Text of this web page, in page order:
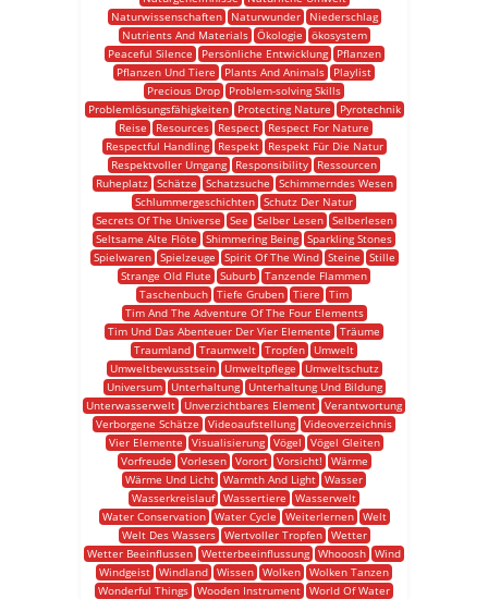
Naturwissenschaften
Naturwunder
Niederschlag
Nutrients And Materials
Ökologie
ökosystem
Peaceful Silence
Persönliche Entwicklung
Pflanzen
Pflanzen Und Tiere
Plants And Animals
Playlist
Precious Drop
Problem-solving Skills
Problemlösungsfähigkeiten
Protecting Nature
Pyrotechnik
Reise
Resources Respect
Respect For Nature
Respectful Handling
Respekt
Respekt Für Die Natur
Respektvoller Umgang
Responsibility
Ressourcen
Ruheplatz
Schätze Schatzsuche
Schimmerndes Wesen
Schlummergeschichten Schutz Der Natur
Secrets Of The Universe
See Selber Lesen
Selberlesen
Seltsame Alte Flöte
Shimmering Being Sparkling Stones
Spielwaren
Spielzeuge Spirit Of The Wind Steine
Stille
Strange Old Flute
Suburb Tanzende Flammen
Taschenbuch Tiefe Gruben Tiere
Tim
Tim And The Adventure Of The Four Elements
Tim Und Das Abenteuer Der Vier Elemente
Träume
Traumland Traumwelt Tropfen
Umwelt
Umweltbewusstsein
Umweltpflege
Umweltschutz
Universum
Unterhaltung
Unterhaltung Und Bildung
Unterwasserwelt
Unverzichtbares Element Verantwortung
Verborgene Schätze
Videoaufstellung Videoverzeichnis
Vier Elemente
Visualisierung Vögel
Vögel Gleiten
Vorfreude
Vorlesen Vorort Vorsicht!
Wärme
Wärme Und Licht Warmth And Light Wasser
Wasserkreislauf Wassertiere
Wasserwelt
Water Conservation
Water Cycle Weiterlernen
Welt
Welt Des Wassers
Wertvoller Tropfen
Wetter
Wetter Beeinflussen Wetterbeeinflussung Whooosh Wind
Windgeist Windland Wissen Wolken Wolken Tanzen
Wonderful Things Wooden Instrument World Of Water